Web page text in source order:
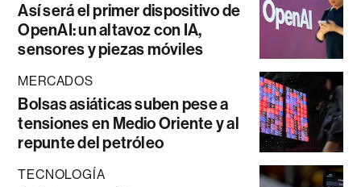
Así será el primer dispositivo de
OpenAI: un altavoz con IA,
sensores y piezas móviles
MERCADOS
Bolsas asiáticas suben pese a
tensiones en Medio Oriente y al
repunte del petróleo
TECNOLOGÍA